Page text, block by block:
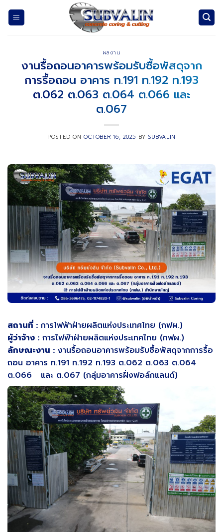
ผลงาน
งานรื้อถอนอาคารพร้อมรับซื้อพัสดุจาก
การรื้อถอน อาคาร ท.191 ท.192 ท.193
ต.062 ต.063 ต.064 ต.066 และ
ต.067
POSTED ON OCTOBER 16, 2025 BY SUBVALIN
สถานที่ : การไฟฟ้าฝ่ายผลิตแห่งประเทศไทย (กฟผ.)
ผู้ว่าจ้าง : การไฟฟ้าฝ่ายผลิตแห่งประเทศไทย (กฟผ.)
ลักษณะงาน : งานรื้อถอนอาคารพร้อมรับซื้อพัสดุจากการรื้อ
ถอน อาคาร ท.191 ท.192 ท.193 ต.062 ต.063 ต.064
ต.066 และ ต.067 (กลุ่มอาคารฝั่งฟอล์กแลนด์)